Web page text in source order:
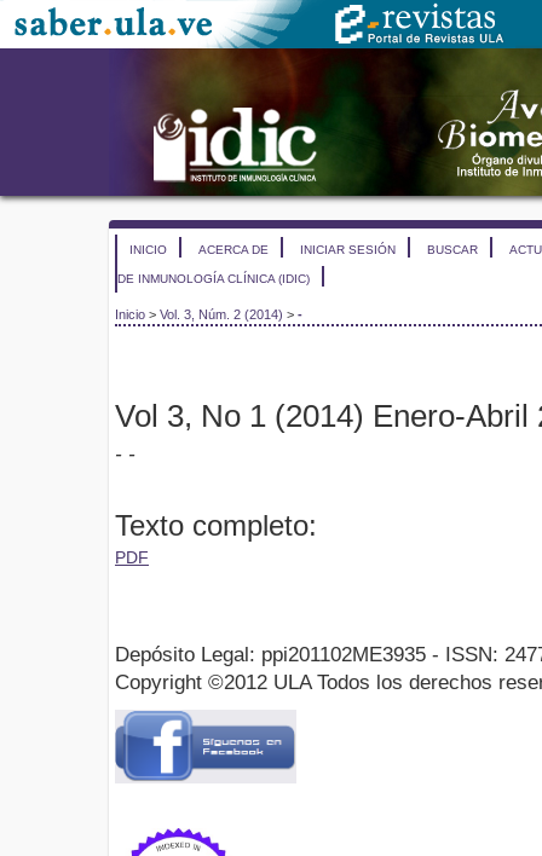
INICIO ACERCA DE INICIAR SESIÓN BUSCAR
DE INMUNOLOGÍA CLÍNICA (IDIC)
Inicio > Vol. 3, Núm. 2 (2014) > -
Vol 3, No 1 (2014) Enero-Abril
- -
Texto completo:
PDF
Depósito Legal: ppi201102ME3935 - ISSN:
Copyright ©2012 ULA Todos los derechos